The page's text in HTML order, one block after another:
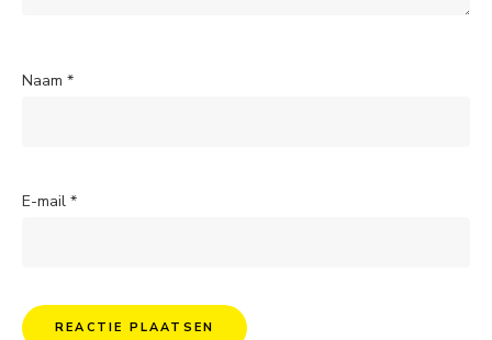
Naam *
E-mail *